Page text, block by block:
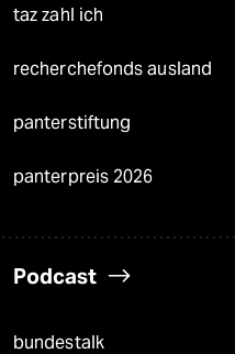
taz zahl ich
recherchefonds ausland
panterstiftung
panterpreis 2026
Podcast
bundestalk